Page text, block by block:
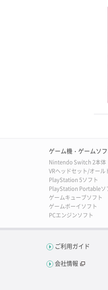
カテゴリーを選び
ゲーム機・ゲームソ
Nintendo Switch 2本体
VRヘッドセット/オール
PlayStation 5ソフト
PlayStation Portableソ
ゲームキューブソフト
ゲームボーイソフト
PCエンジンソフト
ご利用ガイド
会社情報